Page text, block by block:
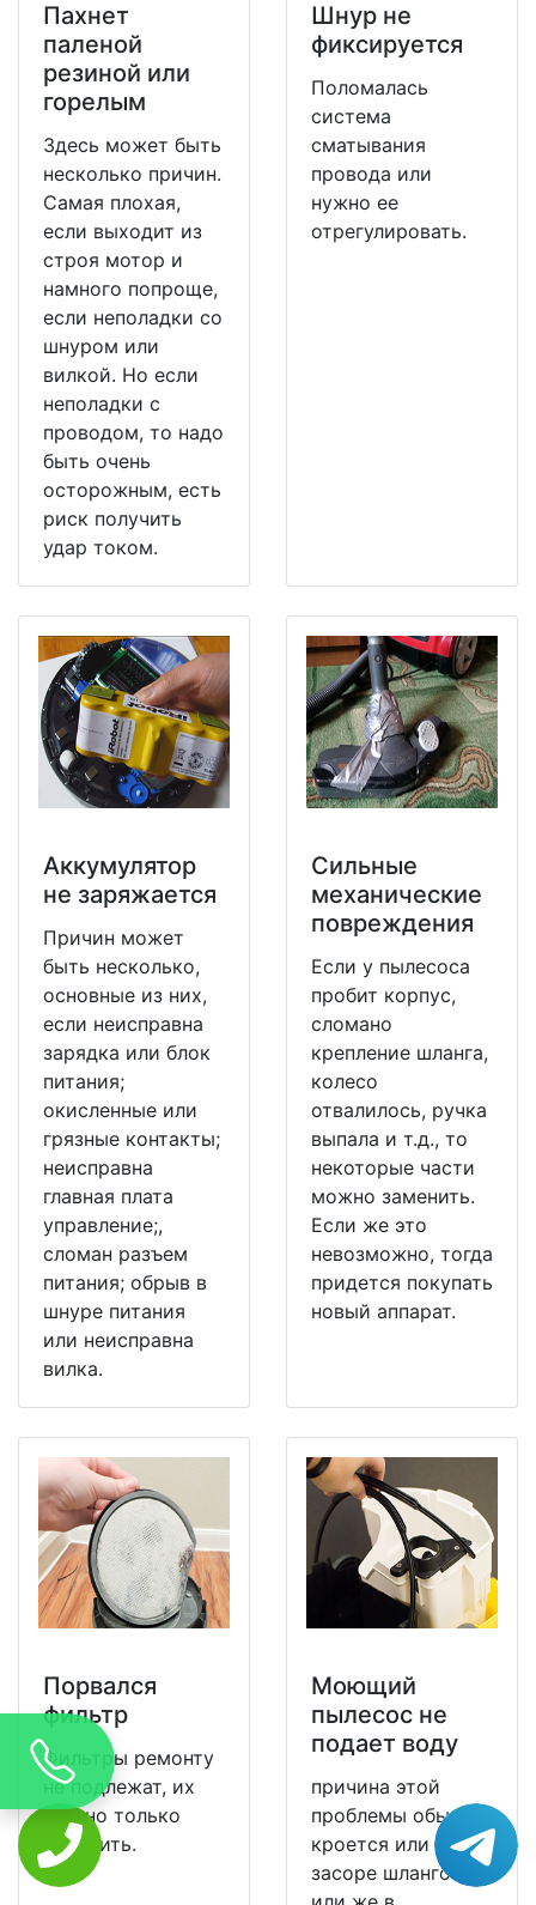
Пахнет
паленой
резиной или
горелым
Здесь может быть
несколько причин.
Самая плохая,
если выходит из
строя мотор и
намного попроще,
если неполадки со
шнуром или
вилкой. Но если
неполадки с
проводом, то надо
быть очень
осторожным, есть
риск получить
удар током.
Шнур не
фиксируется
Поломалась
система
сматывания
провода или
нужно ее
отрегулировать.
Аккумулятор
не заряжается
Причин может
быть несколько,
основные из них,
если неисправна
зарядка или блок
питания;
окисленные или
грязные контакты;
неисправна
главная плата
управление;,
сломан разъем
питания; обрыв в
шнуре питания
или неисправна
вилка.
Сильные
механические
повреждения
Если у пылесоса
пробит корпус,
сломано
крепление шланга,
колесо
отвалилось, ручка
выпала и т.д., то
некоторые части
можно заменить.
Если же это
невозможно, тогда
придется покупать
новый аппарат.
Порвался
фильтр
Фильтры ремонту
не подлежат, их
можно только
заменить.
Моющий
пылесос не
подает воду
причина этой
проблемы обычно
кроется или в
засоре шлангов,